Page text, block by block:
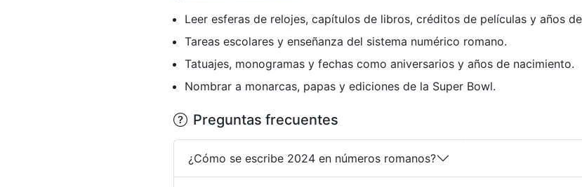
Leer esferas de relojes, capítulos de libros, créditos de películas y años
Tareas escolares y enseñanza del sistema numérico romano.
Tatuajes, monogramas y fechas como aniversarios y años de nacimiento.
Nombrar a monarcas, papas y ediciones de la Super Bowl.
Preguntas frecuentes
¿Cómo se escribe 2024 en números romanos?